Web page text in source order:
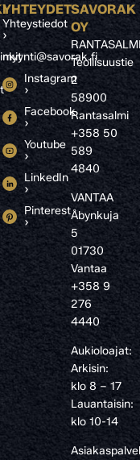
YHTEYDET
Yhteystiedot
›
myynti@savorak.fi
Instagram
›
Facebook
›
Youtube
›
LinkedIn
›
Pinterest
›
SAVORAK
OY
Teollisuustie
2
58900
Rantasalmi
+358 50
589
4840
VANTAA
Åbynkuja
5
01730
Vantaa
+358 9
276
4440
Aukioloajat:
Arkisin:
klo 8 – 17
Lauantaisin:
klo 10-14